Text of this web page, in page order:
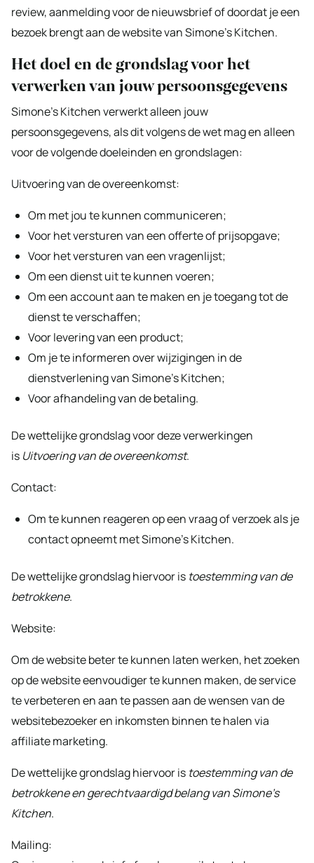
review, aanmelding voor de nieuwsbrief of doordat je een
bezoek brengt aan de website van Simone’s Kitchen.
Het doel en de grondslag voor het
verwerken van jouw persoonsgegevens
Simone’s Kitchen verwerkt alleen jouw
persoonsgegevens, als dit volgens de wet mag en alleen
voor de volgende doeleinden en grondslagen:
Uitvoering van de overeenkomst:
Om met jou te kunnen communiceren;
Voor het versturen van een offerte of prijsopgave;
Voor het versturen van een vragenlijst;
Om een dienst uit te kunnen voeren;
Om een account aan te maken en je toegang tot de
dienst te verschaffen;
Voor levering van een product;
Om je te informeren over wijzigingen in de
dienstverlening van Simone’s Kitchen;
Voor afhandeling van de betaling.
De wettelijke grondslag voor deze verwerkingen
is Uitvoering van de overeenkomst.
Contact:
Om te kunnen reageren op een vraag of verzoek als je
contact opneemt met Simone’s Kitchen.
De wettelijke grondslag hiervoor is toestemming van de
betrokkene.
Website:
Om de website beter te kunnen laten werken, het zoeken
op de website eenvoudiger te kunnen maken, de service
te verbeteren en aan te passen aan de wensen van de
websitebezoeker en inkomsten binnen te halen via
affiliate marketing.
De wettelijke grondslag hiervoor is toestemming van de
betrokkene en gerechtvaardigd belang van Simone’s
Kitchen.
Mailing: